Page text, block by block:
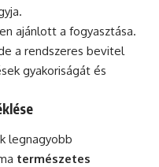
ajánlott a fogyasztása.
a rendszeres bevitel
gyakoriságát és
legnagyobb
természetes